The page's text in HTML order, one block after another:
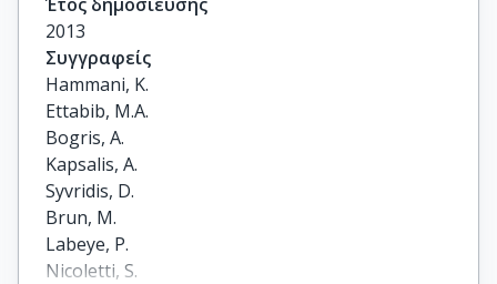
2013
Συγγραφείς
Hammani, K.
Ettabib, M.A.
Bogris, A.
Kapsalis, A.
Syvridis, D.
Brun, M.
Labeye, P.
Nicoletti, S.